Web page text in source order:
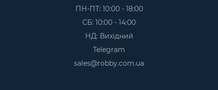
ПН-ПТ: 10:00 - 18:00
СБ: 10:00 - 14:00
НД: Вихідний
Telegram
sales@robby.com.ua